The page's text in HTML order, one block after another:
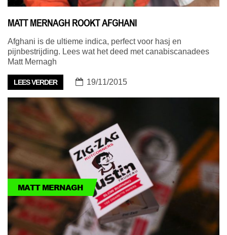
MATT MERNAGH ROOKT AFGHANI
Afghani is de ultieme indica, perfect voor hasj en
pijnbestrijding. Lees wat het deed met canabiscanadees
Matt Mernagh
LEES VERDER 19/11/2015
MATT MERNAGH